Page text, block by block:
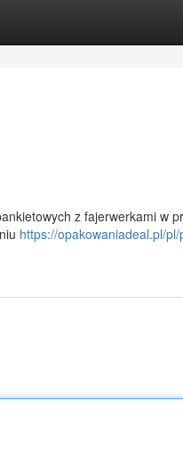
z fajerwerkami w
https://opakowaniadeal.pl/